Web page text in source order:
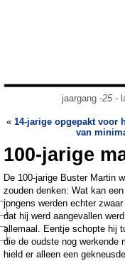
jaargang -25-
« 14-jarige opgepakt voor
van
100-jarige
De 100-jarige Buster Martin
zouden denken: Wat kan
jongens werden echter
dat hij werd aangevallen
allemaal. Eentje schopte hij
die de oudste nog werkende
hield er alleen een